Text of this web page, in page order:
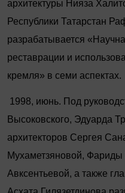
архитектуры Нияза
Республики Татарстан
разрабатывается
реставрации и
кремля» в семи аспектах.
1998, июнь. Под
Высоковского, Эдуарда
архитекторов Сергея
Мухаметзяновой, Фариды
Авксентьевой, а также